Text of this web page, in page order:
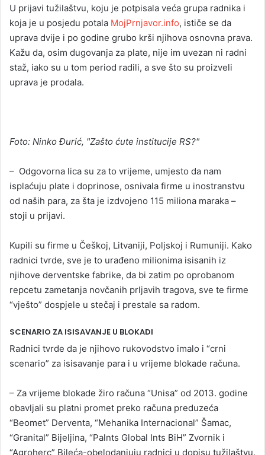
U prijavi tužilaštvu, koju je potpisala veća grupa radnika i
koja je u posjedu potala MojPrnjavor.info, ističe se da
uprava dvije i po godine grubo krši njihova osnovna prava.
Kažu da, osim dugovanja za plate, nije im uvezan ni radni
staž, iako su u tom period radili, a sve što su proizveli
uprava je prodala.
Foto: Ninko Đurić, "Zašto ćute institucije RS?"
– Odgovorna lica su za to vrijeme, umjesto da nam
isplaćuju plate i doprinose, osnivala firme u inostranstvu
od naših para, za šta je izdvojeno 115 miliona maraka –
stoji u prijavi.
Kupili su firme u Češkoj, Litvaniji, Poljskoj i Rumuniji. Kako
radnici tvrde, sve je to urađeno milionima isisanih iz
njihove derventske fabrike, da bi zatim po oprobanom
repcetu zametanja novčanih prljavih tragova, sve te firme
“vješto” dospjele u stečaj i prestale sa radom.
SCENARIO ZA ISISAVANJE U BLOKADI
Radnici tvrde da je njihovo rukovodstvo imalo i “crni
scenario” za isisavanje para i u vrijeme blokade računa.
– Za vrijeme blokade žiro računa “Unisa” od 2013. godine
obavljali su platni promet preko računa preduzeća
“Beomet” Derventa, “Mehanika Internacional” Šamac,
“Granital” Bijeljina, “Palnts Global Ints BiH” Zvornik i
“Agroherc” Bileća-obelodanjuju radnici u dopisu tužilaštvu.